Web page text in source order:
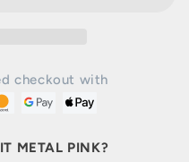
checkout with
METAL PINK?